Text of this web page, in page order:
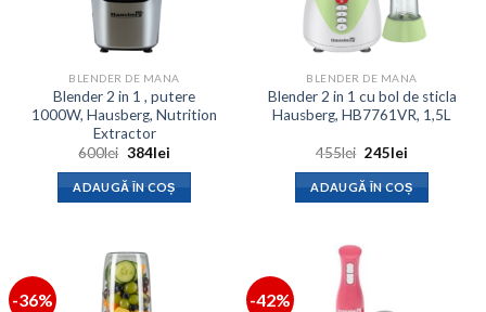
BLENDER DE MANA
Blender 2 in 1 , putere
1000W, Hausberg, Nutrition
Extractor
600lei Prețul
a
fost:
600lei.
384leiPrețul
este:
384lei.
ADAUGĂ ÎN COȘ
BLENDER DE MANA
Blender 2 in 1 cu bol de sticla
Hausberg, HB7761VR, 1,5L
455lei Prețul
a
fost:
455lei.
245leiPrețul
este:
245lei.
ADAUGĂ ÎN COȘ
-36% -42%